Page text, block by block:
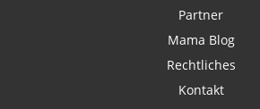
Partner
Mama Blog
Rechtliches
Kontakt